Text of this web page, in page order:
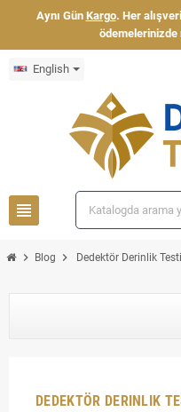
Aynı Gün Kargo. Her
ödemelerinizde
English
view_headline
chevron_right Blog chevron_right Dedektör Derinlik Testi
DEDEKTÖR DERINLIK